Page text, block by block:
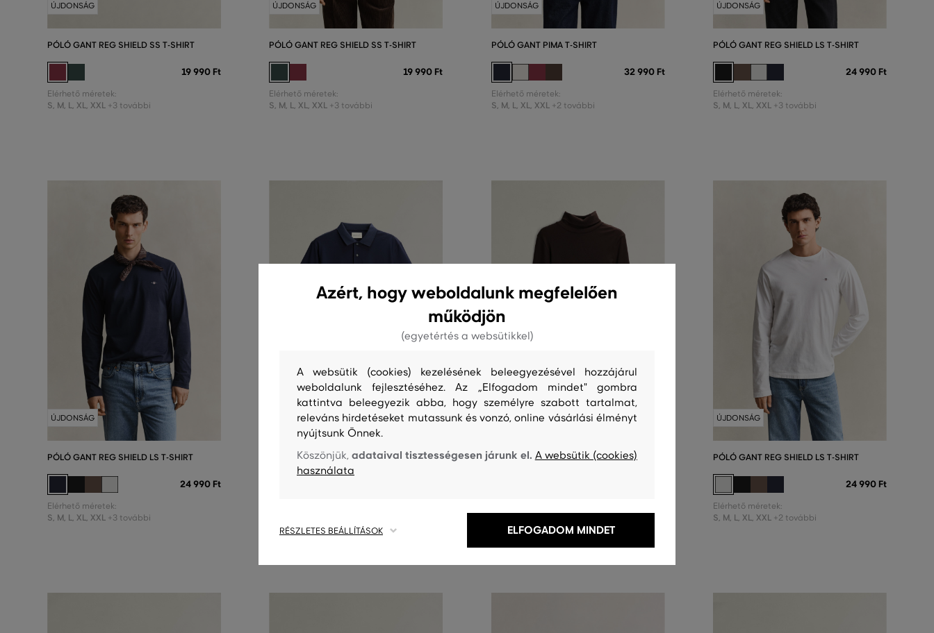
ÚJDONSÁG
PÓLÓ GANT REG SHIELD SS T-SHIRT
19 990 Ft
Elérhető méretek:
S, M, L, XL, XXL +3 további
ÚJDONSÁG
PÓLÓ GANT REG SHIELD SS T-SHIRT
19 990 Ft
Elérhető méretek:
S, M, L, XL, XXL +3 további
ÚJDONSÁG
PÓLÓ GANT PIMA T-SHIRT
32 990 Ft
Elérhető méretek:
S, M, L, XL, XXL +2 további
ÚJDONSÁG
PÓLÓ GANT REG SHIELD LS T-SHIRT
24 990 Ft
Elérhető méretek:
S, M, L, XL, XXL +3 további
ÚJDONSÁG
PÓLÓ GANT REG SHIELD LS T-SHIRT
24 990 Ft
Elérhető méretek:
S, M, L, XL, XXL +3 további
ÚJDONSÁG
PÓLÓ GANT PIMA SS POLO
ÚJDONSÁG
PÓLÓ GANT RIBBED LS TURTLENECK
ÚJDONSÁG
PÓLÓ GANT REG SHIELD LS T-SHIRT
24 990 Ft
Elérhető méretek:
S, M, L, XL, XXL +2 további
Azért, hogy weboldalunk megfelelően
működjön
(egyetértés a websütikkel)
A websütik (cookies) kezelésének beleegyezésével hozzájárul
weboldalunk fejlesztéséhez. Az „Elfogadom mindet" gombra
kattintva beleegyezik abba, hogy személyre szabott tartalmat,
releváns hirdetéseket mutassunk és vonzó, online vásárlási élményt
nyújtsunk Önnek.
Köszönjük,adataival tisztességesen járunk el. A websütik (cookies)
használata
RÉSZLETES BEÁLLÍTÁSOK ELFOGADOM MINDET